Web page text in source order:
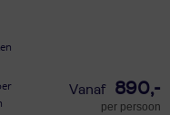
890,-
per persoon